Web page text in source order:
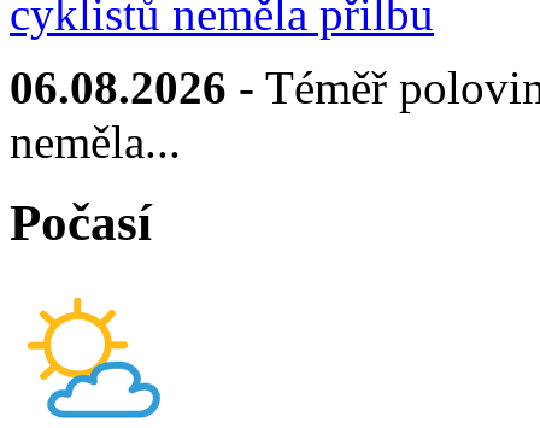
06.08.2026 - Téměř
neměla...
Počasí